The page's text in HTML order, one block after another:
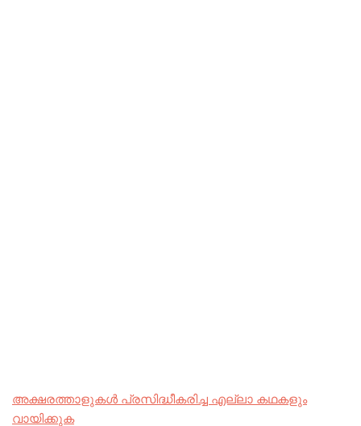
അക്ഷരത്താളുകൾ പ്രസിദ്ധീകരിച്ച എല്ലാ കഥകളും
വായിക്കുക